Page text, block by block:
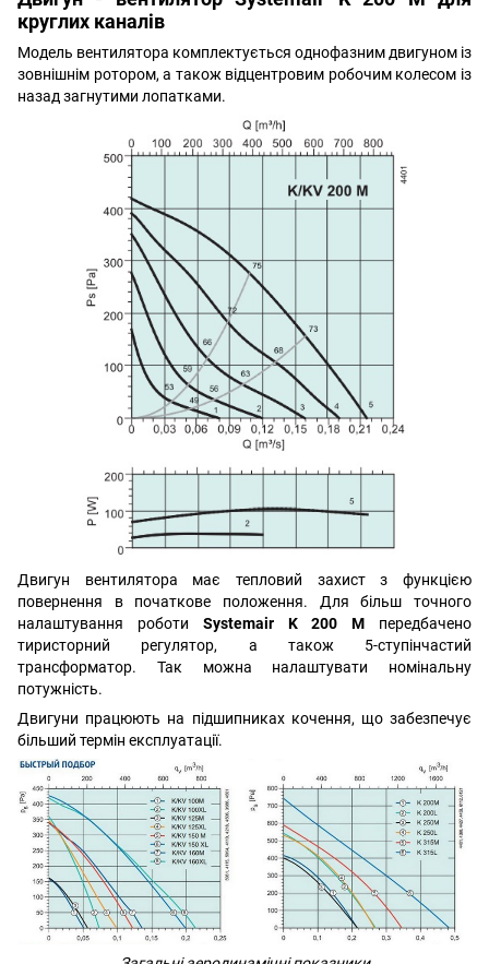
круглих каналів
Модель вентилятора комплектується однофазним двигуном із
зовнішнім ротором, а також відцентровим робочим колесом із
назад загнутими лопатками.
Двигун вентилятора має тепловий захист з функцією
повернення в початкове положення. Для більш точного
налаштування роботи Systemair K 200 М передбачено
тиристорний регулятор, а також 5-ступінчастий
трансформатор. Так можна налаштувати номінальну
потужність.
Двигуни працюють на підшипниках кочення, що забезпечує
більший термін експлуатації.